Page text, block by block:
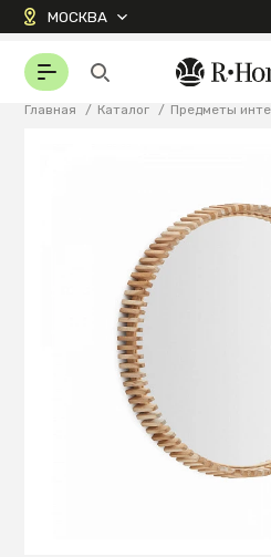
МОСКВА
Главная / Каталог / Предметы